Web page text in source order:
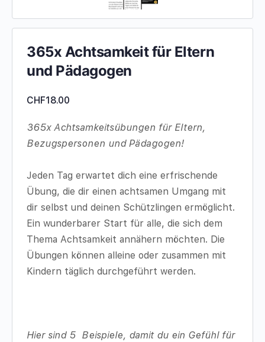
365x Achtsamkeit für Eltern
und Pädagogen
CHF18.00
365x Achtsamkeitsübungen für Eltern,
Bezugspersonen und Pädagogen!
Jeden Tag erwartet dich eine erfrischende
Übung, die dir einen achtsamen Umgang mit
dir selbst und deinen Schützlingen ermöglicht.
Ein wunderbarer Start für alle, die sich dem
Thema Achtsamkeit annähern möchten. Die
Übungen können alleine oder zusammen mit
Kindern täglich durchgeführt werden.
Hier sind 5 Beispiele, damit du ein Gefühl für